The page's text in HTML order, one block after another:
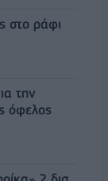
στο ράφι
την
όφελος